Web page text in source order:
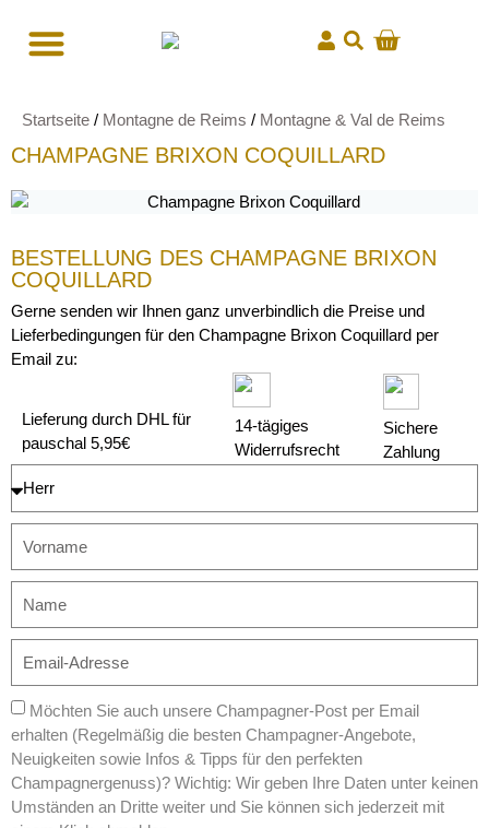
Startseite / Montagne de Reims / Montagne & Val de Reims
CHAMPAGNE BRIXON COQUILLARD
BESTELLUNG DES CHAMPAGNE BRIXON
COQUILLARD
Gerne senden wir Ihnen ganz unverbindlich die Preise und
Lieferbedingungen für den Champagne Brixon Coquillard per
Email zu:
Lieferung durch DHL für
pauschal 5,95€
14-tägiges
Widerrufsrecht
Sichere
Zahlung
Möchten Sie auch unsere Champagner-Post per Email
erhalten (Regelmäßig die besten Champagner-Angebote,
Neuigkeiten sowie Infos & Tipps für den perfekten
Champagnergenuss)? Wichtig: Wir geben Ihre Daten unter keinen
Umständen an Dritte weiter und Sie können sich jederzeit mit